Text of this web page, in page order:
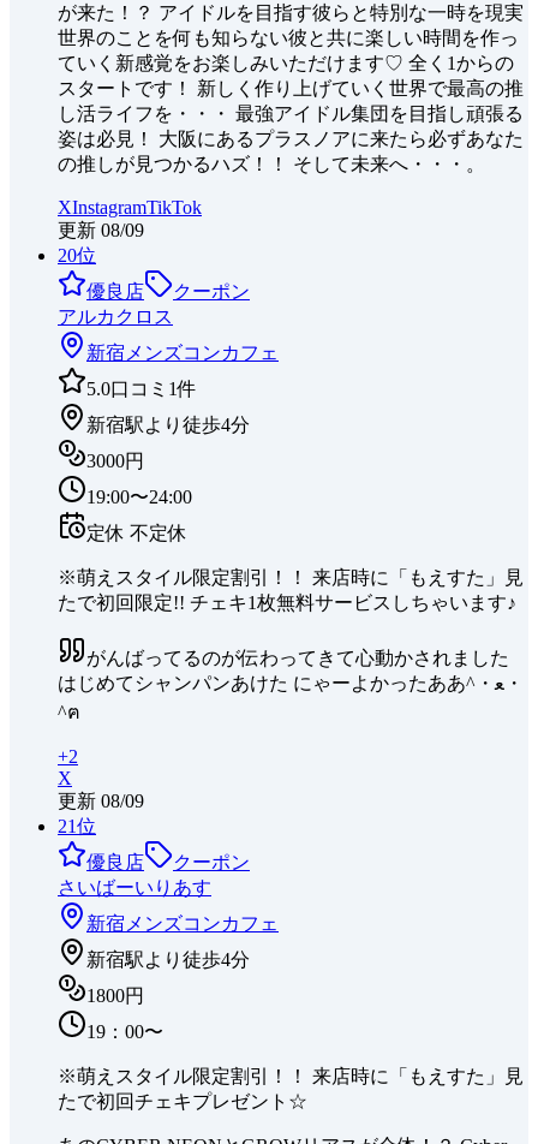
が来た！？ アイドルを目指す彼らと特別な一時を現実
世界のことを何も知らない彼と共に楽しい時間を作っ
ていく新感覚をお楽しみいただけます♡ 全く1からの
スタートです！ 新しく作り上げていく世界で最高の推
し活ライフを・・・ 最強アイドル集団を目指し頑張る
姿は必見！ 大阪にあるプラスノアに来たら必ずあなた
の推しが見つかるハズ！！ そして未来へ・・・。
XInstagramTikTok
更新 08/09
20位
優良店
クーポン
アルカクロス
新宿 メンズコンカフェ
5.0口コミ 1件
新宿駅より徒歩4分
3000円
19:00〜24:00
定休 不定休
※萌えスタイル限定割引！！ 来店時に「もえすた」見
たで初回限定!! チェキ1枚無料サービスしちゃいます♪
がんばってるのが伝わってきて心動かされました
はじめてシャンパンあけた にゃーよかったああ^・ﻌ・
^ฅ
+2
X
更新 08/09
21位
優良店
クーポン
さいばーいりあす
新宿 メンズコンカフェ
新宿駅より徒歩4分
1800円
19：00〜
※萌えスタイル限定割引！！ 来店時に「もえすた」見
たで初回チェキプレゼント☆